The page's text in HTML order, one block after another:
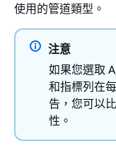
使用的管道類型。
注意
如果您選取
和指標列在
告，您可以
性。